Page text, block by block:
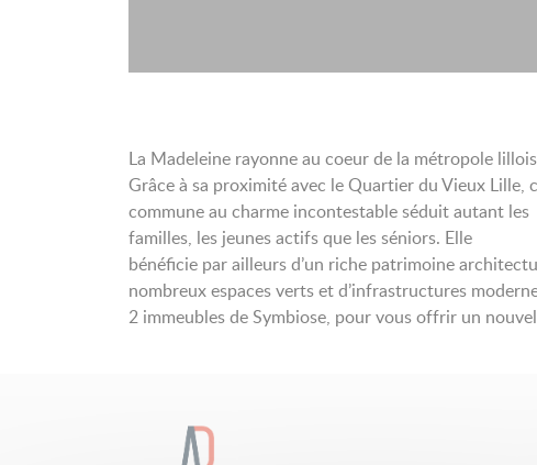
La Madeleine rayonne au coeur de la métropole
Grâce à sa proximité avec le Quartier du Vieux Lille,
commune au charme incontestable séduit autant les
familles, les jeunes actifs que les séniors. Elle
bénéficie par ailleurs d’un riche patrimoine
nombreux espaces verts et d’infrastructures
2 immeubles de Symbiose, pour vous offrir un